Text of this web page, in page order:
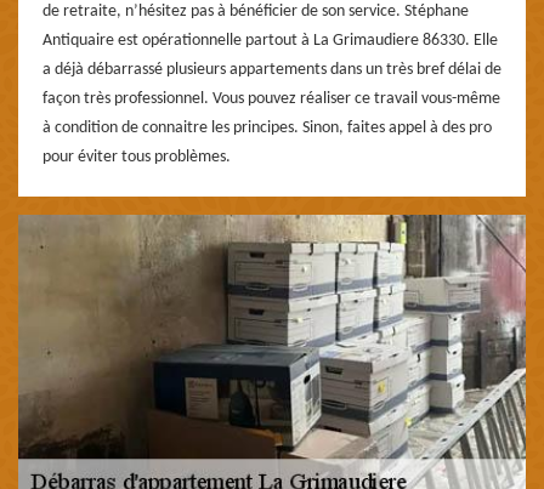
de retraite, n’hésitez pas à bénéficier de son service. Stéphane
Antiquaire est opérationnelle partout à La Grimaudiere 86330. Elle
a déjà débarrassé plusieurs appartements dans un très bref délai de
façon très professionnel. Vous pouvez réaliser ce travail vous-même
à condition de connaitre les principes. Sinon, faites appel à des pro
pour éviter tous problèmes.